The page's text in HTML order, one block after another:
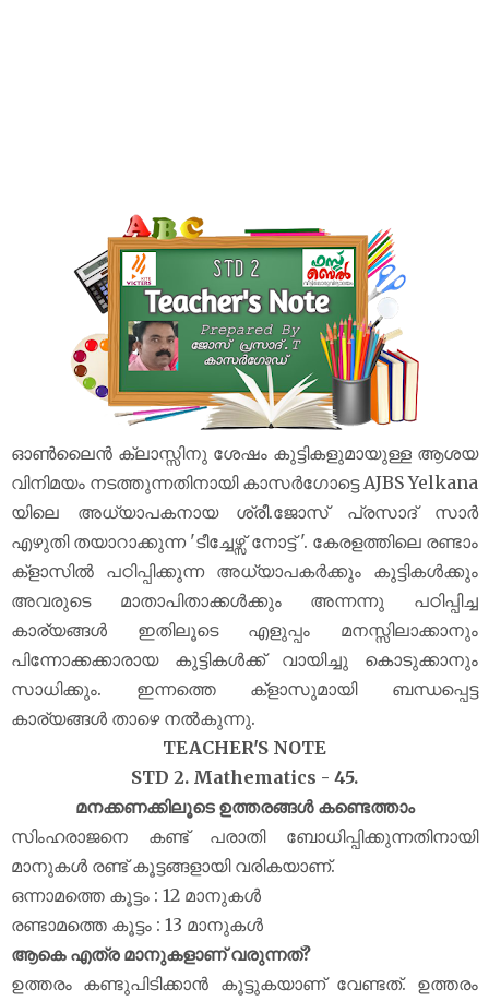
ഓൺലൈൻ ക്ലാസ്സിനു ശേഷം കുട്ടികളുമായുള്ള ആശയ
വിനിമയം നടത്തുന്നതിനായി കാസർഗോട്ടെ AJBS Yelkana
യിലെ അധ്യാപകനായ ശ്രീ.ജോസ് പ്രസാദ് സാർ
എഴുതി തയാറാക്കുന്ന 'ടീച്ചേഴ്സ് നോട്ട് '. കേരളത്തിലെ രണ്ടാം
ക്‌ളാസിൽ പഠിപ്പിക്കുന്ന അധ്യാപകർക്കും കുട്ടികൾക്കും
അവരുടെ മാതാപിതാക്കൾക്കും അന്നന്നു പഠിപ്പിച്ച
കാര്യങ്ങൾ ഇതിലൂടെ എളുപ്പം മനസ്സിലാക്കാനും
പിന്നോക്കക്കാരായ കുട്ടികൾക്ക് വായിച്ചു കൊടുക്കാനും
സാധിക്കും. ഇന്നത്തെ ക്‌ളാസുമായി ബന്ധപ്പെട്ട
കാര്യങ്ങൾ താഴെ നൽകുന്നു.
TEACHER'S NOTE
STD 2. Mathematics - 45.
മനക്കണക്കിലൂടെ ഉത്തരങ്ങൾ കണ്ടെത്താം
സിംഹരാജനെ കണ്ട് പരാതി ബോധിപ്പിക്കുന്നതിനായി
മാനുകൾ രണ്ട് കൂട്ടങ്ങളായി വരികയാണ്.
ഒന്നാമത്തെ കൂട്ടം : 12 മാനുകൾ
രണ്ടാമത്തെ കൂട്ടം : 13 മാനുകൾ
ആകെ എത്ര മാനുകളാണ് വരുന്നത്?
ഉത്തരം കണ്ടുപിടിക്കാൻ കൂട്ടുകയാണ് വേണ്ടത്. ഉത്തരം